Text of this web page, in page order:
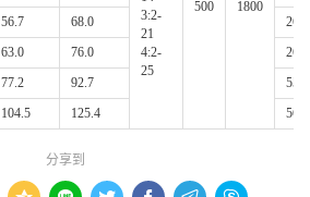
3:2-
21
4:2-
25
500 1800
56.7 68.0
26
63.0 76.0
26
77.2 92.7
55
104.5 125.4 56
分享到